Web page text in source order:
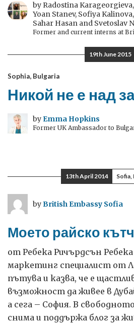
by Radostina
Yoan Stanev, Sofiya
Sahar Hasan and Svetoslav
Former and current interns at
19th June 2015
Sophia, Bulgaria
Никой не е над
by Emma Hopkins
Former UK Ambassador to
13th April 2014 Sofia,
byBritish Embassy Sofia
Моето райско
от Ребека Ричърдсън
маркетинг специалист от
пътува и казва, че е
възможност да живее в
а сега – София. В
снима и поддържа блог за